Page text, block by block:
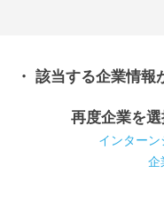
探す
・ 該当する企業情
再度企業を選
インターン
企